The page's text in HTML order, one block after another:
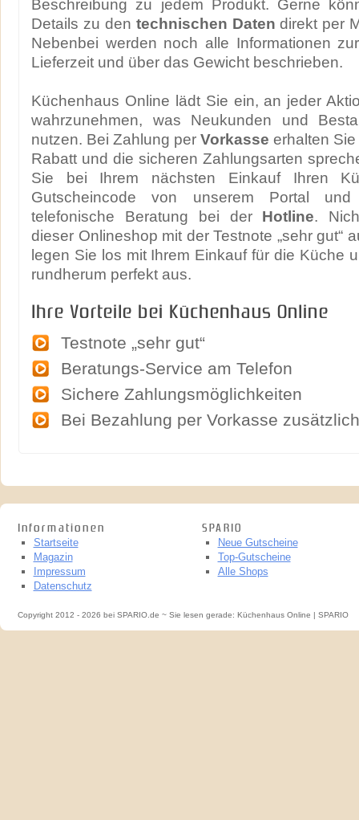
Beschreibung zu jedem Produkt. Gerne
Details zu den technischen Daten direkt per
Nebenbei werden noch alle Informationen
Lieferzeit und über das Gewicht beschrieben.
Küchenhaus Online lädt Sie ein, an jeder
wahrzunehmen, was Neukunden und
nutzen. Bei Zahlung per Vorkasse erhalten
Rabatt und die sicheren Zahlungsarten
Sie bei Ihrem nächsten Einkauf Ihren
Gutscheincode von unserem Portal
telefonische Beratung bei der Hotline.
dieser Onlineshop mit der Testnote „sehr gut“
legen Sie los mit Ihrem Einkauf für die Küche
rundherum perfekt aus.
Ihre Vorteile bei Küchenhaus Online
Testnote „sehr gut“
Beratungs-Service am Telefon
Sichere Zahlungsmöglichkeiten
Bei Bezahlung per Vorkasse
Informationen
Startseite
Magazin
Impressum
Datenschutz
SPARIO
Neue Gutscheine
Top-Gutscheine
Alle Shops
Copyright 2012 - 2026 bei SPARIO.de ~ Sie lesen gerade: Küchenhaus Online | SPARIO